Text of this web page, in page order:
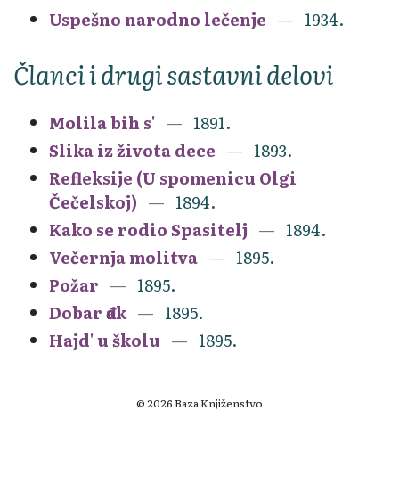
Uspešno narodno lečenje
1934.
Članci i drugi sastavni delovi
Molila bih s'
1891.
Slika iz života dece
1893.
Refleksije (U spomenicu Olgi
Čečelskoj)
1894.
Kako se rodio Spasitelj
1894.
Večernja molitva
1895.
Požar
1895.
Dobar đak
1895.
Hajd' u školu
1895.
© 2026 Baza Knjiženstvo